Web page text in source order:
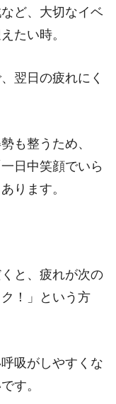
ど、大切なイベ
たい時。
翌日の疲れにく
も整うため、
日中笑顔でいら
ります。
と、疲れが次の
！」という方
吸がしやすくな
す。